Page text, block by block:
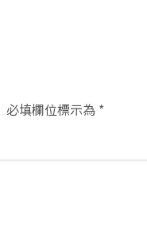
必填欄位標示為 *